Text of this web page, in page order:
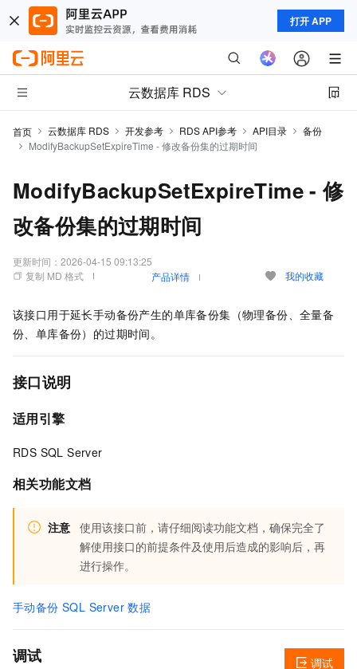
打开 APP
云数据库 RDS
首页 云数据库 RDS 开发参考 RDS API参考 API目录
备份
ModifyBackupSetExpireTime - 修改备份集的过期时间
ModifyBackupSetExpireTime - 修
改备份集的过期时间
更新时间： 2026-04-15 09:13:25
复制 MD 格式
产品详情 我的收藏
该接口用于延长手动备份产生的单库备份集（物理备份、全量备
份、单库备份）的过期时间。
接口说明
适用引擎
RDS SQL Server
相关功能文档
注意 使用该接口前，请仔细阅读功能文档，确保完全了
解使用接口的前提条件及使用后造成的影响后，再
进行操作。
手动备份 SQL Server 数据
调试 调试